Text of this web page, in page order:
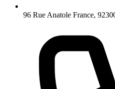
96 Rue Anatole France,